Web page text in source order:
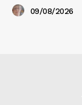
09/08/2026